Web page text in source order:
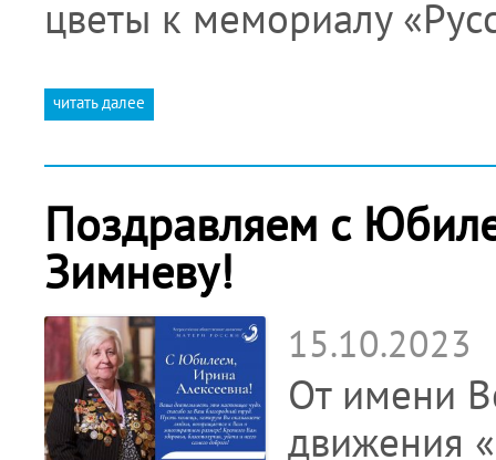
цветы к мемориалу
читать далее
Поздравляем с
Зимневу!
15.10.2023
От имени
движения